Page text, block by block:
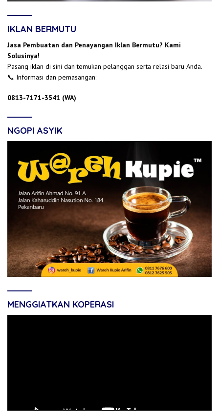
IKLAN BERMUTU
Jasa Pembuatan dan Penayangan Iklan Bermutu? Kami
Solusinya!
Pasang iklan di sini dan temukan pelanggan serta relasi baru Anda.
📞 Informasi dan pemasangan:
0813-7171-3541 (WA)
NGOPI ASYIK
MENGGIATKAN KOPERASI